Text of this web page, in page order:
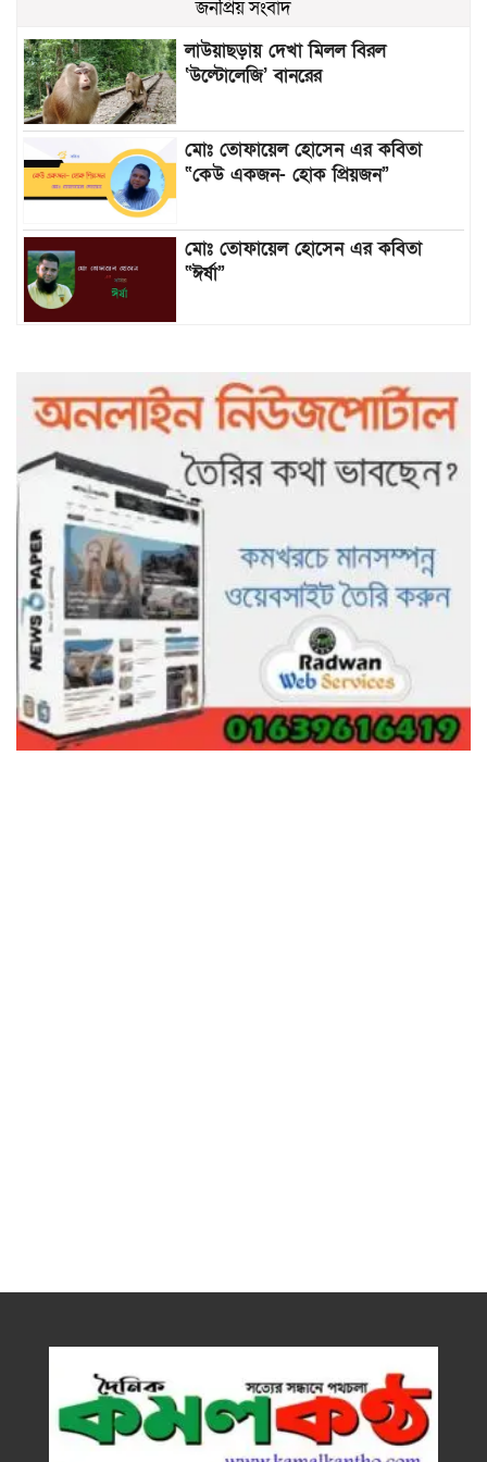
জনপ্রিয় সংবাদ
লাউয়াছড়ায় দেখা মিলল বিরল
‘উল্টোলেজি’ বানরের
মোঃ তোফায়েল হোসেন এর কবিতা
“কেউ একজন- হোক প্রিয়জন”
মোঃ তোফায়েল হোসেন এর কবিতা
“ঈর্ষা”
আটকে পড়া ১০ পর্যটককে উদ্ধার করল
পুলিশ ও ফায়ার সার্ভিস
গাছ না কেটে আমাদের পুড়িয়ে মারলে
ভালো হতো’: বন বিভাগের নিষ্ঠুরতায়
নিঃস্ব কৃষক